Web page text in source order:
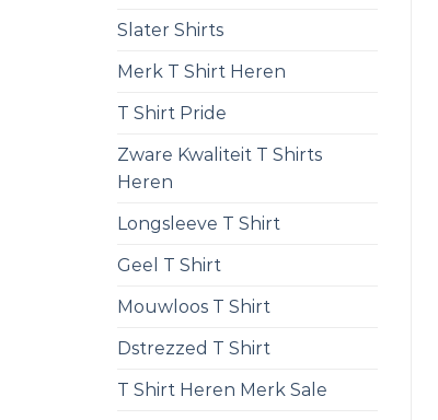
Slater Shirts
Merk T Shirt Heren
T Shirt Pride
Zware Kwaliteit T Shirts
Heren
Longsleeve T Shirt
Geel T Shirt
Mouwloos T Shirt
Dstrezzed T Shirt
T Shirt Heren Merk Sale